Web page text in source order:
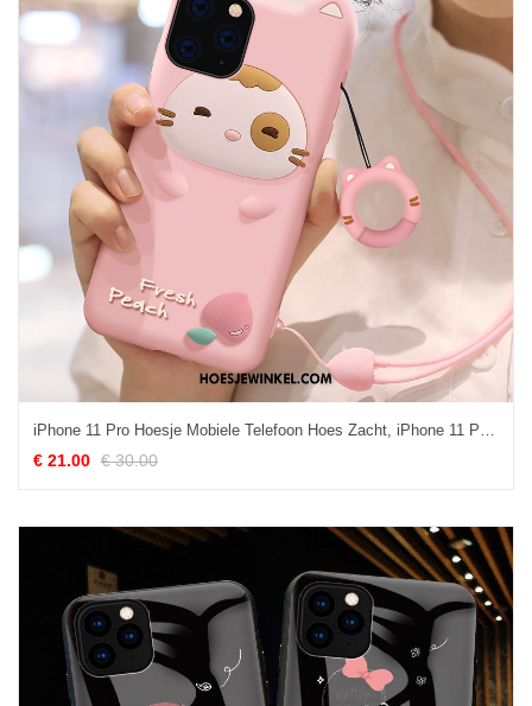
iPhone 11 Pro Hoesje Mobiele Telefoon Hoes Zacht, iPhone 11 Pro Hoesje Roze Anti-fall
€ 21.00 € 30.00